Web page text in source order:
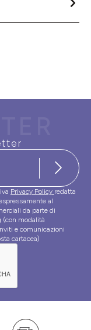
Privacy Policy redatta
al
da parte di
(con modalità
e comunicazioni
cartacea)